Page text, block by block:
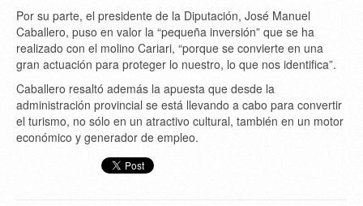
Por su parte, el presidente de la Diputación, José Manuel
Caballero, puso en valor la “pequeña inversión” que se ha
realizado con el molino Cariari, “porque se convierte en una
gran actuación para proteger lo nuestro, lo que nos identifica”.
Caballero resaltó además la apuesta que desde la
administración provincial se está llevando a cabo para convertir
el turismo, no sólo en un atractivo cultural, también en un motor
económico y generador de empleo.